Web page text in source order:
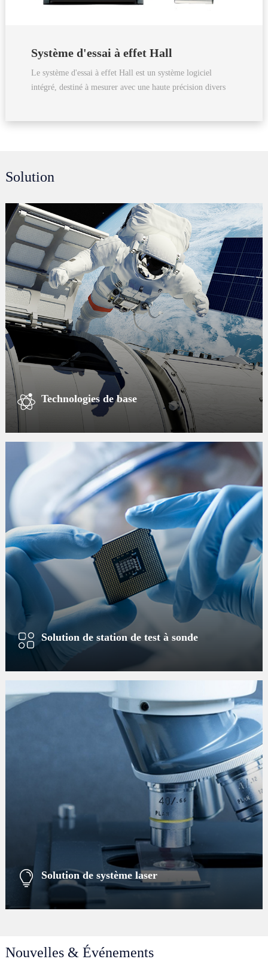
Système d'essai à effet Hall
Le système d'essai à effet Hall est un système logiciel
intégré, destiné à mesurer avec une haute précision divers
Solution
Technologies de base
Solution de station de test à sonde
Solution de système laser
Nouvelles & Événements